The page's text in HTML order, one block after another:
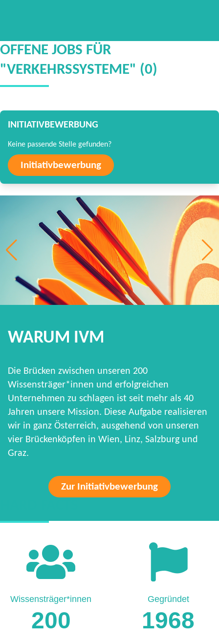
OFFENE JOBS FÜR
"VERKEHRSSYSTEME" (0)
INITIATIVBEWERBUNG
Keine passende Stelle gefunden?
Initiativbewerbung
WARUM IVM
Die Brücken zwischen unseren 200
Wissensträger*innen und erfolgreichen
Unternehmen zu schlagen ist seit mehr als 40
Jahren unsere Mission. Diese Aufgabe realisieren
wir in ganz Österreich, ausgehend von unseren
vier Brückenköpfen in Wien, Linz, Salzburg und
Graz.
Zur Initiativbewerbung
200
Wissensträger*innen
1968
Gegründet